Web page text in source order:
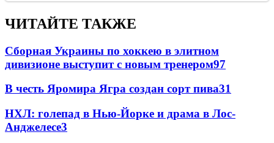
ЧИТАЙТЕ ТАКЖЕ
Сборная Украины по хоккею в элитном
дивизионе выступит с новым тренером97
В честь Яромира Ягра создан сорт пива31
НХЛ: голепад в Нью-Йорке и драма в Лос-
Анджелесе3